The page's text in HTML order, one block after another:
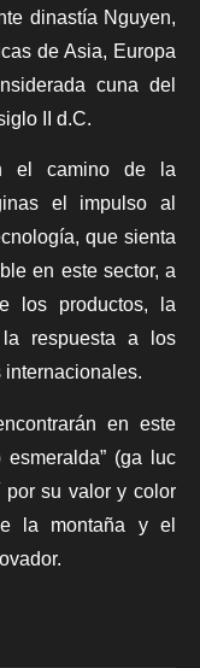
dinastía Nguyen,
de Asia, Europa
cuna del
II d.C.
el camino de la
el impulso al
que sienta
en este sector, a
los productos, la
respuesta a los
en este
(ga luc
por su valor y color
la montaña y el